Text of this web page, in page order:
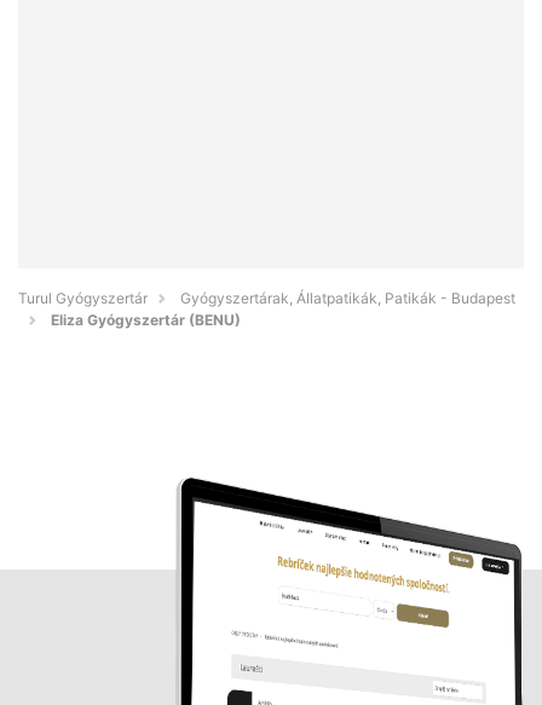
Turul Gyógyszertár
Gyógyszertárak, Állatpatikák, Patikák - Budapest
Eliza Gyógyszertár (BENU)